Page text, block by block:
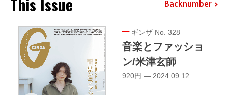
Backnumber
ギンザ No. 328
音楽とファッショ
ン/米津玄師
920円 — 2024.09.12